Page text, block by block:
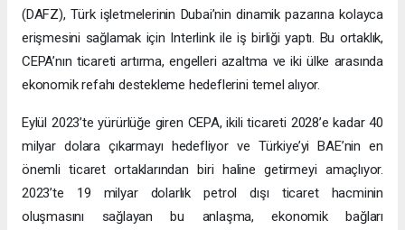
(DAFZ), Türk işletmelerinin Dubai’nin dinamik pazarına kolayca
erişmesini sağlamak için Interlink ile iş birliği yaptı. Bu ortaklık,
CEPA’nın ticareti artırma, engelleri azaltma ve iki ülke arasında
ekonomik refahı destekleme hedeflerini temel alıyor.
Eylül 2023’te yürürlüğe giren CEPA, ikili ticareti 2028’e kadar 40
milyar dolara çıkarmayı hedefliyor ve Türkiye’yi BAE’nin en
önemli ticaret ortaklarından biri haline getirmeyi amaçlıyor.
2023’te 19 milyar dolarlık petrol dışı ticaret hacminin
oluşmasını sağlayan bu anlaşma, ekonomik bağları